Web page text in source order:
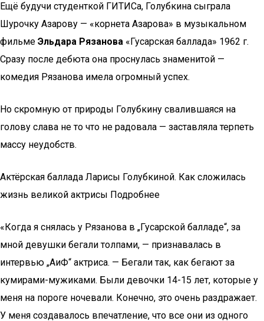
Ещё будучи студенткой ГИТИСа, Голубкина сыграла
Шурочку Азарову — «корнета Азарова» в музыкальном
фильме Эльдара Рязанова «Гусарская баллада» 1962 г.
Сразу после дебюта она проснулась знаменитой —
комедия Рязанова имела огромный успех.
Но скромную от природы Голубкину свалившаяся на
голову слава не то что не радовала — заставляла терпеть
массу неудобств.
Актёрская баллада Ларисы Голубкиной. Как сложилась
жизнь великой актрисы Подробнее
«Когда я снялась у Рязанова в „Гусарской балладе“, за
мной девушки бегали толпами, — признавалась в
интервью „АиФ“ актриса. — Бегали так, как бегают за
кумирами-мужиками. Были девочки 14-15 лет, которые у
меня на пороге ночевали. Конечно, это очень раздражает.
У меня создавалось впечатление, что все они из одного